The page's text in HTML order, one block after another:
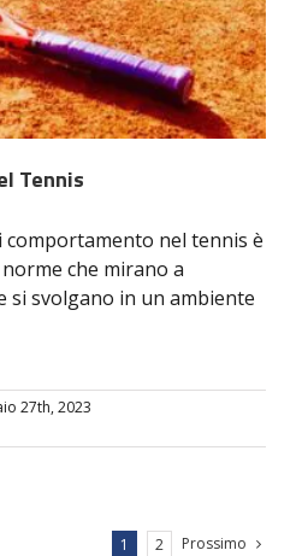
Tennis
comportamento nel tennis è
che mirano a
si svolgano in un ambiente
27th, 2023
1 2 Prossimo